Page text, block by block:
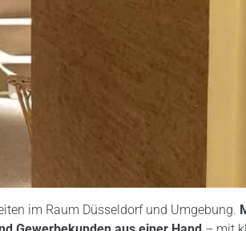
im Raum Düsseldorf und Umgebung.